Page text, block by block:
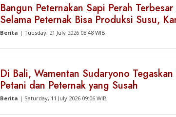
Bangun Peternakan Sapi Perah
Selama Peternak Bisa Produksi Susu,
Berita | Tuesday, 21 July 2026 08:48 WIB
Di Bali, Wamentan Sudaryono
Petani dan Peternak yang Susah
Berita | Saturday, 11 July 2026 09:06 WIB